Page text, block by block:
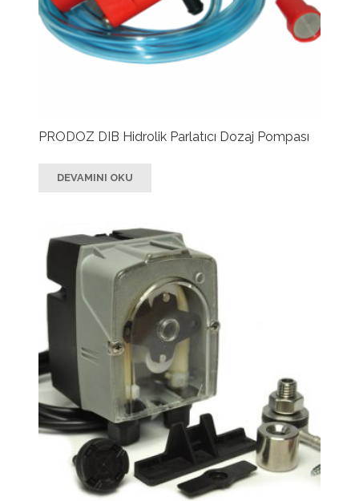
PRODOZ DIB Hidrolik Parlatıcı Dozaj Pompası
DEVAMINI OKU